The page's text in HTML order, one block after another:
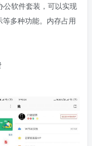
公软件套装，可以实现
多种功能。内存占用